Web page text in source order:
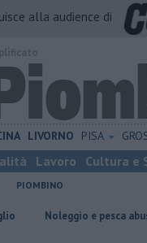
alla audience di
LIVORNO PISA
Lavoro Cultura e
PIOMBINO
e pesca abusiva scoperti